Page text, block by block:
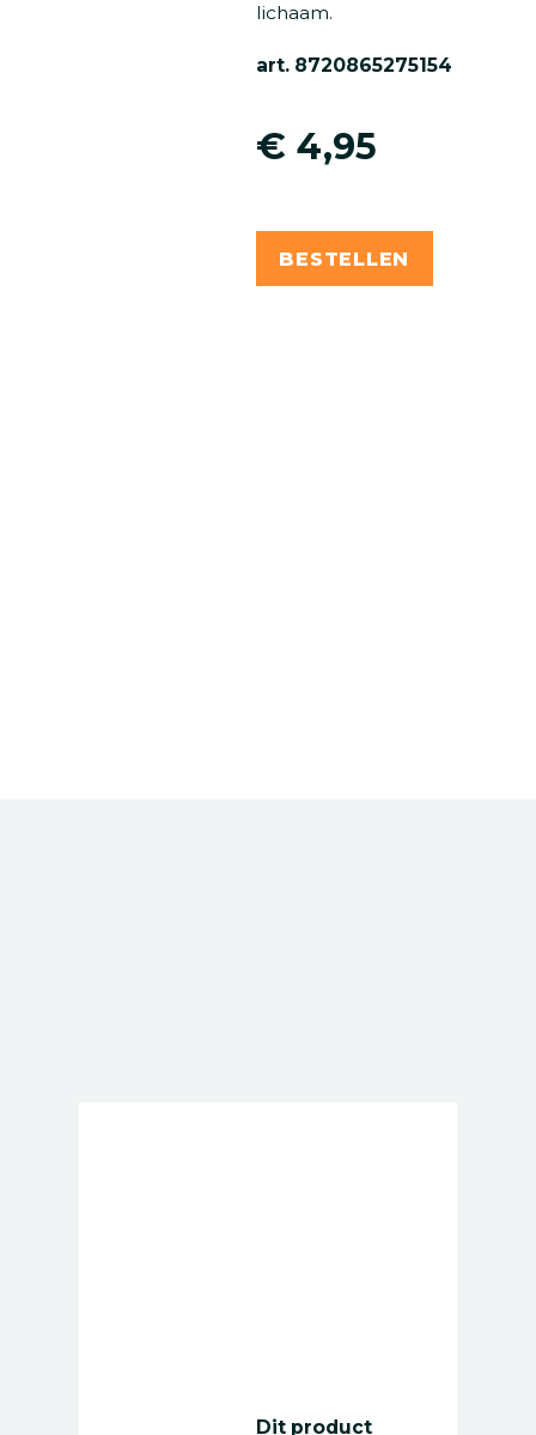
lichaam.
art. 8720865275154
€ 4,95
BESTELLEN
Dit product